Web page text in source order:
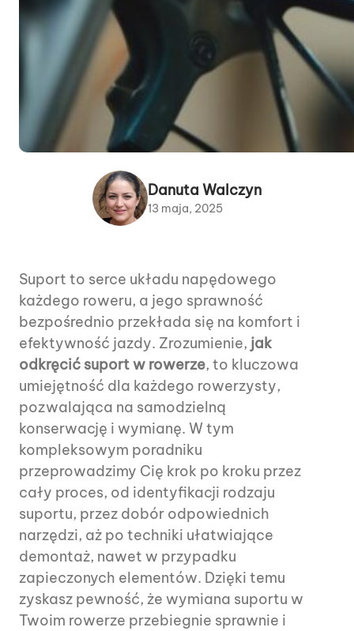
Danuta Walczyn
13 maja, 2025
Suport to serce układu napędowego
każdego roweru, a jego sprawność
bezpośrednio przekłada się na komfort i
efektywność jazdy. Zrozumienie, jak
odkręcić suport w rowerze, to kluczowa
umiejętność dla każdego rowerzysty,
pozwalająca na samodzielną
konserwację i wymianę. W tym
kompleksowym poradniku
przeprowadzimy Cię krok po kroku przez
cały proces, od identyfikacji rodzaju
suportu, przez dobór odpowiednich
narzędzi, aż po techniki ułatwiające
demontaż, nawet w przypadku
zapieczonych elementów. Dzięki temu
zyskasz pewność, że wymiana suportu w
Twoim rowerze przebiegnie sprawnie i